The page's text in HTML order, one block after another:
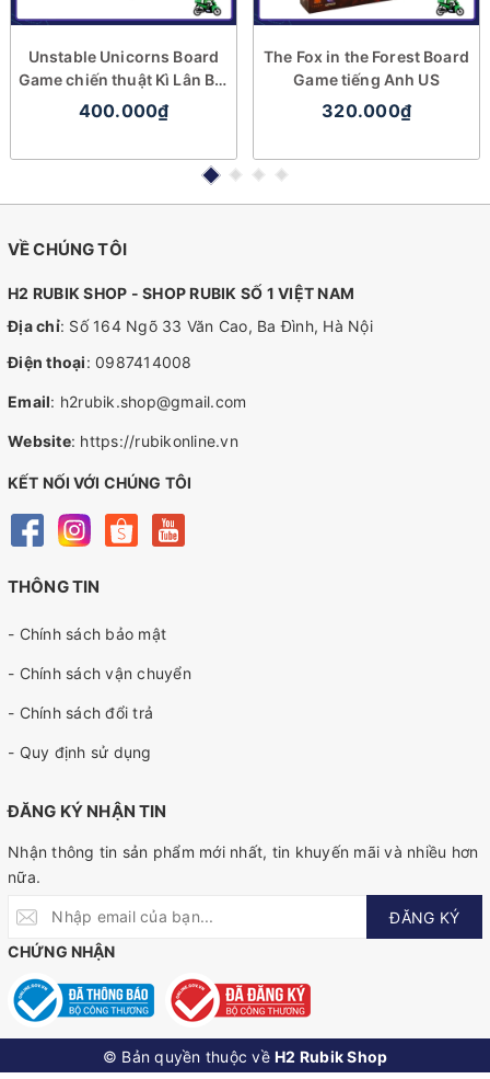
Unstable Unicorns Board
Game chiến thuật Kì Lân Bất
Ổn
400.000₫
The Fox in the Forest Board
Game tiếng Anh US
320.000₫
VỀ CHÚNG TÔI
H2 RUBIK SHOP - SHOP RUBIK SỐ 1 VIỆT NAM
Địa chỉ: Số 164 Ngõ 33 Văn Cao, Ba Đình, Hà Nội
Điện thoại: 0987414008
Email: h2rubik.shop@gmail.com
Website: https://rubikonline.vn
KẾT NỐI VỚI CHÚNG TÔI
THÔNG TIN
- Chính sách bảo mật
- Chính sách vận chuyển
- Chính sách đổi trả
- Quy định sử dụng
ĐĂNG KÝ NHẬN TIN
Nhận thông tin sản phẩm mới nhất, tin khuyến mãi và nhiều hơn
nữa.
ĐĂNG KÝ
CHỨNG NHẬN
© Bản quyền thuộc về H2 Rubik Shop